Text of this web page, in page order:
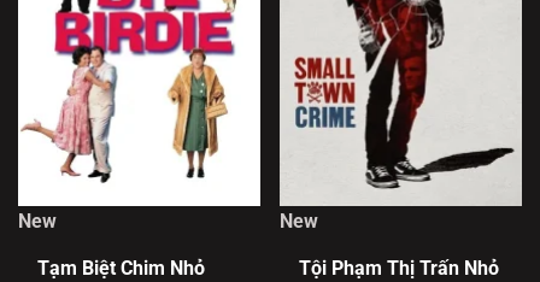
New
Tạm Biệt Chim Nhỏ
New
Tội Phạm Thị Trấn Nhỏ